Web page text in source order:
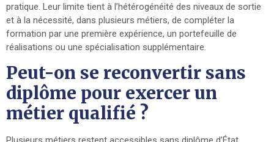
pratique. Leur limite tient à l’hétérogénéité des niveaux de sortie
et à la nécessité, dans plusieurs métiers, de compléter la
formation par une première expérience, un portefeuille de
réalisations ou une spécialisation supplémentaire.
Peut-on se reconvertir sans
diplôme pour exercer un
métier qualifié ?